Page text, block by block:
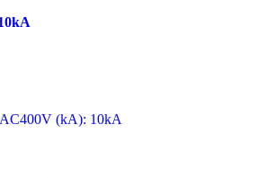
AC400V (kA): 10kA